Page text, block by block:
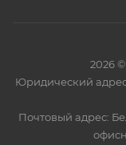
2026
Юридический
Почтовый адрес: